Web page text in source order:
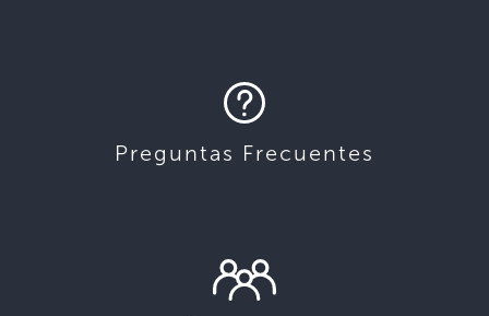
Preguntas Frecuentes